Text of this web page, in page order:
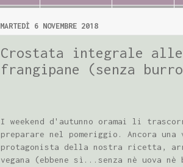
MARTEDÌ 6 NOVEMBRE 2018
Crostata integrale alle
frangipane (senza
I weekend d'autunno oramai li
preparare nel pomeriggio. Ancora
protagonista della nostra ricetta,
vegana (ebbene sì...senza nè uova